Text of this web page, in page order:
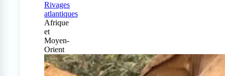
Rivages
atlantiques
Afrique
et
Moyen-
Orient